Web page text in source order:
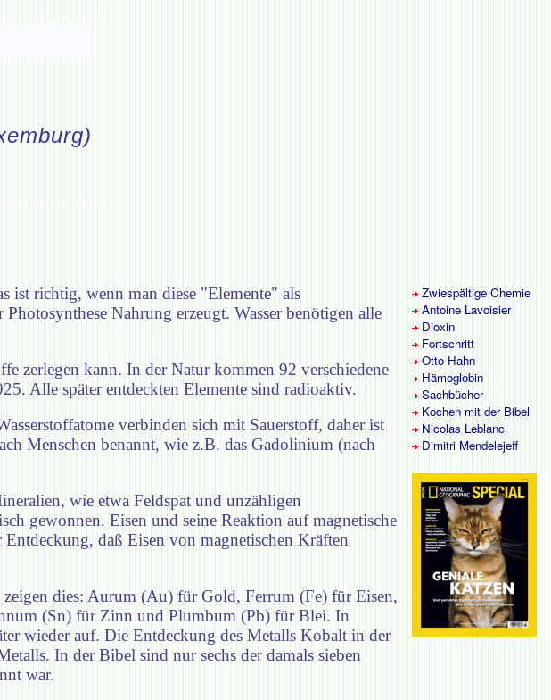
ist richtig, wenn man diese "Elemente" als
Nahrung erzeugt. Wasser benötigen alle
zerlegen kann. In der Natur kommen 92 verschiedene
Alle später entdeckten Elemente sind radioaktiv.
verbinden sich mit Sauerstoff, daher ist
Menschen benannt, wie z.B. das Gadolinium (nach
wie etwa Feldspat und unzähligen
gewonnen. Eisen und seine Reaktion auf magnetische
daß Eisen von magnetischen Kräften
dies: Aurum (Au) für Gold, Ferrum (Fe) für Eisen,
(Sn) für Zinn und Plumbum (Pb) für Blei. In
wieder auf. Die Entdeckung des Metalls Kobalt in der
In der Bibel sind nur sechs der damals sieben
war.
Zwiespältige Chemie
Antoine Lavoisier
Dioxin
Fortschritt
Otto Hahn
Hämoglobin
Sachbücher
Kochen mit der Bibel
Nicolas Leblanc
Dimitri Mendelejeff